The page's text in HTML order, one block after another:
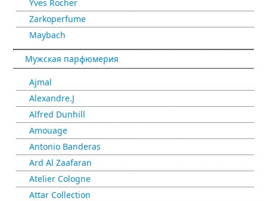
Yves Rocher
Zarkoperfume
Maybach
Мужская парфюмерия
Ajmal
Alexandre.J
Alfred Dunhill
Amouage
Antonio Banderas
Ard Al Zaafaran
Atelier Cologne
Attar Collection